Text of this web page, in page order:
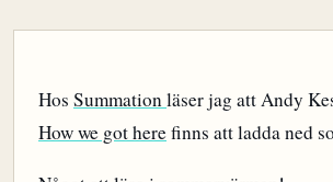
Hos Summation läser jag att Andy
How we got herefinns att ladda ned